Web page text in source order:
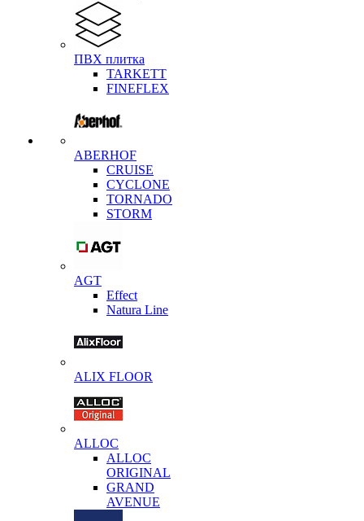
ПВХ плитка
TARKETT
FINEFLEX
ABERHOF
CRUISE
CYCLONE
TORNADO
STORM
AGT
Effect
Natura Line
ALIX FLOOR
ALLOC
ALLOC
ORIGINAL
GRAND
AVENUE